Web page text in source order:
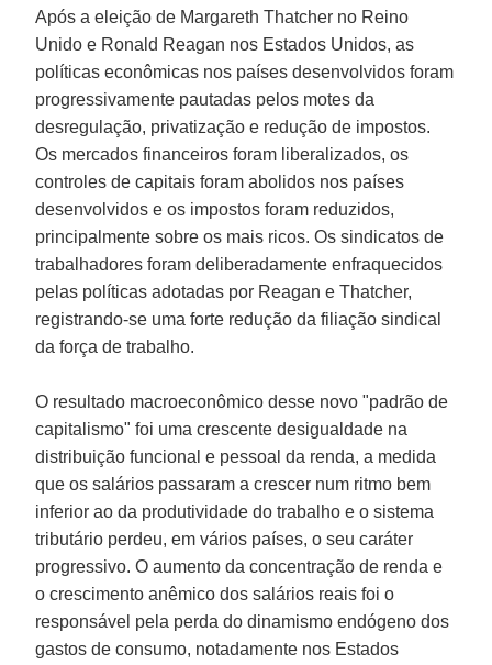
Após a eleição de Margareth Thatcher no Reino
Unido e Ronald Reagan nos Estados Unidos, as
políticas econômicas nos países desenvolvidos foram
progressivamente pautadas pelos motes da
desregulação, privatização e redução de impostos.
Os mercados financeiros foram liberalizados, os
controles de capitais foram abolidos nos países
desenvolvidos e os impostos foram reduzidos,
principalmente sobre os mais ricos. Os sindicatos de
trabalhadores foram deliberadamente enfraquecidos
pelas políticas adotadas por ReaganeThatcher,
registrando-se uma forte redução da filiação sindical
da força de trabalho.
O resultado macroeconômico desse novo "padrão de
capitalismo" foi uma crescente desigualdade na
distribuição funcional e pessoal da renda, a medida
que os salários passaram a crescer num ritmo bem
inferior ao da produtividade do trabalho e o sistema
tributário perdeu, em vários países, o seu caráter
progressivo. O aumento da concentração de renda e
o crescimento anêmico dos salários reais foi o
responsável pela perda do dinamismo endógeno dos
gastos de consumo, notadamente nos Estados